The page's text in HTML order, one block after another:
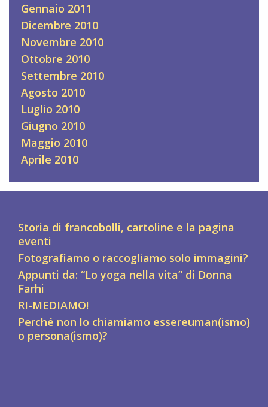
Gennaio 2011
Dicembre 2010
Novembre 2010
Ottobre 2010
Settembre 2010
Agosto 2010
Luglio 2010
Giugno 2010
Maggio 2010
Aprile 2010
Storia di francobolli, cartoline e la pagina
eventi
Fotografiamo o raccogliamo solo immagini?
Appunti da: “Lo yoga nella vita” di Donna
Farhi
RI-MEDIAMO!
Perché non lo chiamiamo essereuman(ismo)
o persona(ismo)?